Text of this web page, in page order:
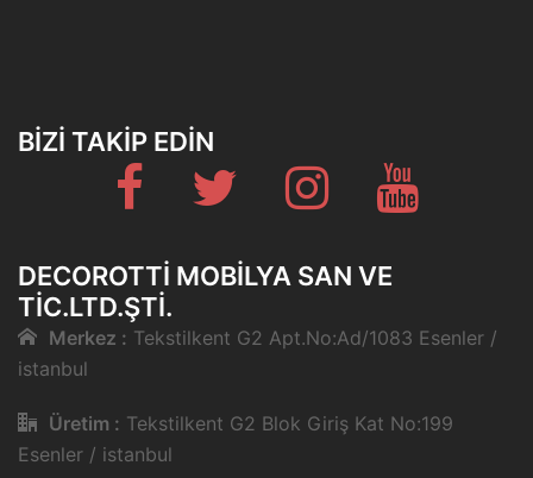
BIZI TAKIP EDIN
Fb Twitter Instagram
DECOROTTI MOBILYA SAN VE
TIC.LTD.ŞTI.
Merkez : Tekstilkent G2 Apt.No:Ad/1083 Esenler /
istanbul
Üretim : Tekstilkent G2 Blok Giriş Kat No:199
Esenler / istanbul